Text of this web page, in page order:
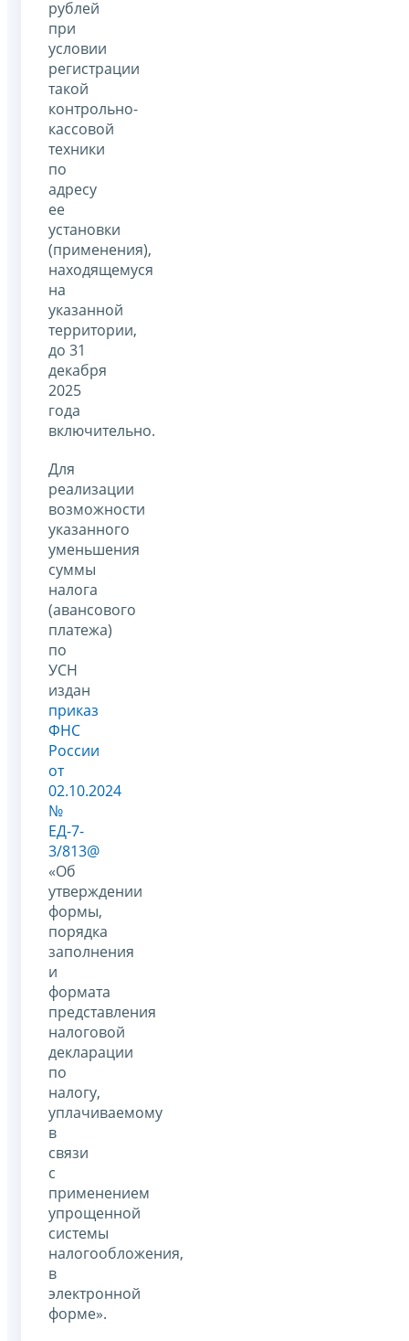
рублей
при
условии
регистрации
такой
контрольно-
кассовой
техники
по
адресу
ее
установки
(применения),
находящемуся
на
указанной
территории,
до 31
декабря
2025
года
включительно.
Для
реализации
возможности
указанного
уменьшения
суммы
налога
(авансового
платежа)
по
УСН
издан
приказ
ФНС
России
от
02.10.2024
№
ЕД-7-
3/813@
«Об
утверждении
формы,
порядка
заполнения
и
формата
представления
налоговой
декларации
по
налогу,
уплачиваемому
в
связи
с
применением
упрощенной
системы
налогообложения,
в
электронной
форме».